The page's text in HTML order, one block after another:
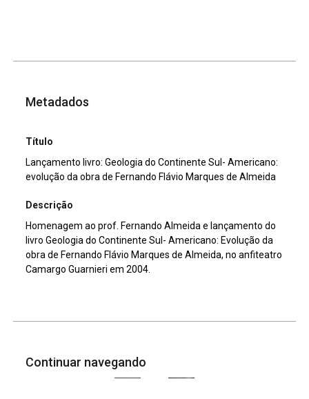
Metadados
Título
Lançamento livro: Geologia do Continente Sul- Americano:
evolução da obra de Fernando Flávio Marques de Almeida
Descrição
Homenagem ao prof. Fernando Almeida e lançamento do
livro Geologia do Continente Sul- Americano: Evolução da
obra de Fernando Flávio Marques de Almeida, no anfiteatro
Camargo Guarnieri em 2004.
Continuar navegando